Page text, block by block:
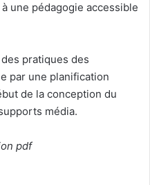
une pédagogie accessible
pratiques des
par une planification
de la conception du
média.
pdf